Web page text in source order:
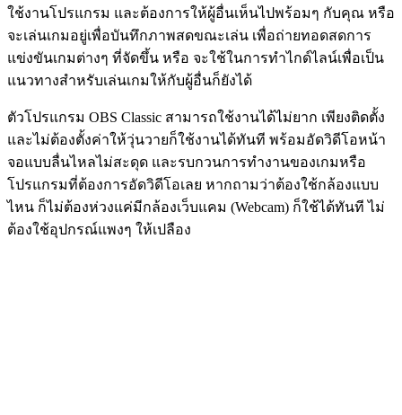
ใช้งานโปรแกรม และต้องการให้ผู้อื่นเห็นไปพร้อมๆ กับคุณ หรือ
จะเล่นเกมอยู่เพื่อบันทึกภาพสดขณะเล่น เพื่อถ่ายทอดสดการ
แข่งขันเกมต่างๆ ที่จัดขึ้น หรือ จะใช้ในการทำไกด์ไลน์เพื่อเป็น
แนวทางสำหรับเล่นเกมให้กับผู้อื่นก็ยังได้
ตัวโปรแกรม OBS Classic สามารถใช้งานได้ไม่ยาก เพียงติดตั้ง
และไม่ต้องตั้งค่าให้วุ่นวายก็ใช้งานได้ทันที พร้อมอัดวิดีโอหน้า
จอแบบลื่นไหลไม่สะดุด และรบกวนการทำงานของเกมหรือ
โปรแกรมที่ต้องการอัดวิดีโอเลย หากถามว่าต้องใช้กล้องแบบ
ไหน ก็ไม่ต้องห่วงแค่มีกล้องเว็บแคม (Webcam) ก็ใช้ได้ทันที ไม่
ต้องใช้อุปกรณ์แพงๆ ให้เปลือง